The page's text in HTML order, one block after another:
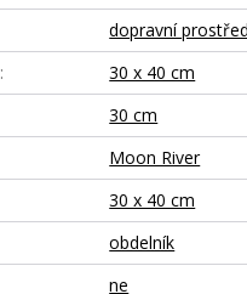
dopravní
30 x 40 cm
30 cm
Moon River
30 x 40 cm
obdelník
ne